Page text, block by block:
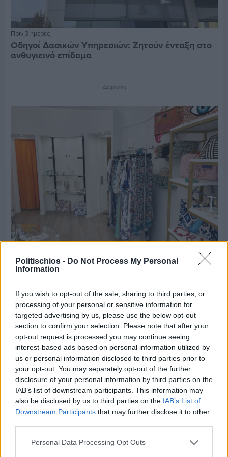
Politischios - Do Not Process My Personal
Information
If you wish to opt-out of the sale, sharing to third parties, or
processing of your personal or sensitive information for
targeted advertising by us, please use the below opt-out
section to confirm your selection. Please note that after your
opt-out request is processed you may continue seeing
interest-based ads based on personal information utilized by
us or personal information disclosed to third parties prior to
your opt-out. You may separately opt-out of the further
disclosure of your personal information by third parties on the
IAB’s list of downstream participants. This information may
also be disclosed by us to third parties on the IAB’s List of
Downstream Participants that may further disclose it to other
Personal Data Processing Opt Outs
Πριν 3 ημέρες
Οδηγοί Δασικών Υπηρεσιών: Ζητούν ένταξη στο
ανθυγιεινό επίδομα
Διαφήμιση
Πριν 3 ημέρες
Clementine Chios